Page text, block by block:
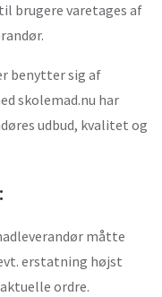
brugere varetages af
benytter sig af
skolemad.nu har
udbud, kvalitet og
måtte
erstatning højst
ordre.